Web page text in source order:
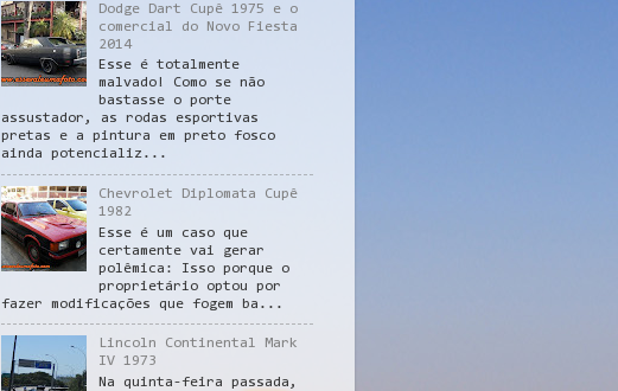
Dodge Dart Cupê 1975 e o
comercial do Novo Fiesta
2014
Esse é totalmente
malvado! Como se não
bastasse o porte
assustador, as rodas esportivas
pretas e a pintura em preto fosco
ainda potencializ...
Chevrolet Diplomata Cupê
1982
Esse é um caso que
certamente vai gerar
polêmica: Isso porque o
proprietário optou por
fazer modificações que fogem ba...
Lincoln Continental Mark
IV 1973
Na quinta-feira passada,